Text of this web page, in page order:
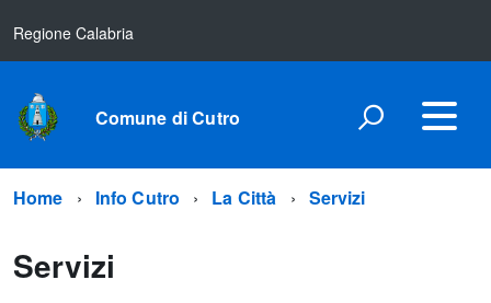
Regione Calabria
Comune di Cutro
Home Info Cutro La Città Servizi
Servizi